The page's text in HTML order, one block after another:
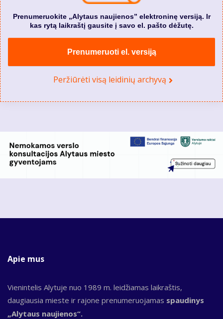
Prenumeruokite „Alytaus naujienos” elektroninę versiją. Ir
kas rytą laikraštį gausite į savo el. pašto dėžutę.
Prenumeruoti el. versiją
Peržiūrėti visą leidinių archyvą
Apie mus
Vienintelis Alytuje nuo 1989 m. leidžiamas laikraštis,
daugiausia mieste ir rajone prenumeruojamas spaudinys
„Alytaus naujienos“.